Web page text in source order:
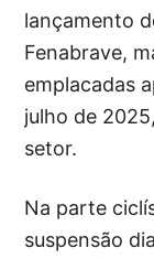
lançamento
Fenabrave,
emplacadas
julho de
setor.
Na parte
suspensão